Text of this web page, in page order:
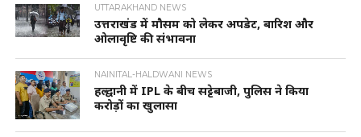
UTTARAKHAND NEWS
उत्तराखंड में मौसम को लेकर अपडेट, बारिश और
ओलावृष्टि की संभावना
NAINITAL-HALDWANI NEWS
हल्द्वानी में IPL के बीच सट्टेबाजी, पुलिस ने किया
करोड़ों का खुलासा